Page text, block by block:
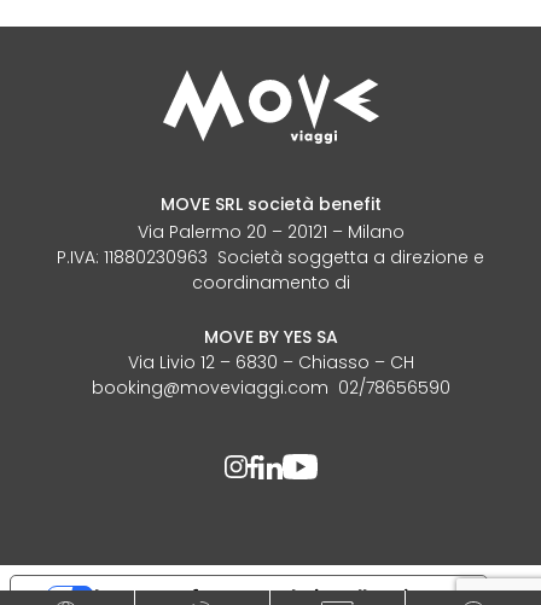
MOVE SRL società benefit
Via Palermo 20 – 20121 – Milano
P.IVA: 11880230963 Società soggetta a direzione e
coordinamento di
MOVE BY YES SA
Via Livio 12 – 6830 – Chiasso – CH
booking@moveviaggi.com 02/78656590
Le tue preferenze relative alla privacy